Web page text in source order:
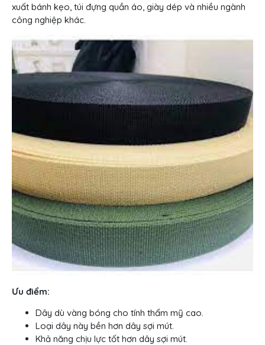
xuất bánh kẹo, túi đựng quần áo, giày dép và nhiều ngành
công nghiệp khác.
Ưu điểm:
Dây dù vàng bóng cho tính thẩm mỹ cao.
​Loại dây này bền hơn dây sợi mút.
Khả năng chịu lực tốt hơn dây sợi mút.